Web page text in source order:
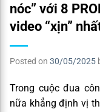
nóc” với 8
video “xịn”
Posted on 30/05/2025
Trong cuộc đua
nữa khẳng định vị